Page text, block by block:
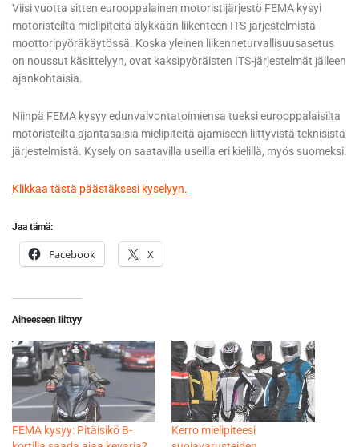
Viisi vuotta sitten eurooppalainen motoristijärjestö FEMA kysyi
motoristeilta mielipiteitä älykkään liikenteen ITS-järjestelmistä
moottoripyöräkäytössä. Koska yleinen liikenneturvallisuusasetus
on noussut käsittelyyn, ovat kaksipyöräisten ITS-järjestelmät jälleen
ajankohtaisia.
Niinpä FEMA kysyy edunvalvontatoimiensa tueksi eurooppalaisilta
motoristeilta ajantasaisia mielipiteitä ajamiseen liittyvistä teknisistä
järjestelmistä. Kysely on saatavilla useilla eri kielillä, myös suomeksi.
Klikkaa tästä päästäksesi kyselyyn.
Jaa tämä:
Facebook X
Aiheeseen liittyy
FEMA kysyy: Pitäisikö B-
Kerro mielipiteesi